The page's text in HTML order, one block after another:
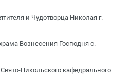
и Чудотворца Николая г.
Вознесения Господня с.
Никольского кафедрального